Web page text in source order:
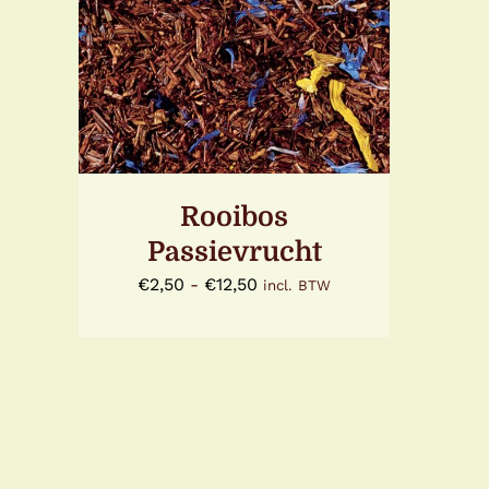
DETAILS
Rooibos
Passievrucht
€2,50 - €12,50 Prijsklasse:
incl. BTW